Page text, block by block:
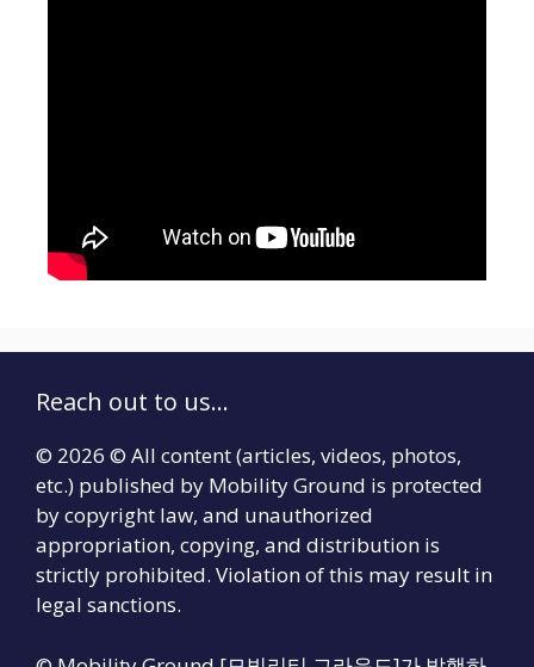
Reach out to us...
© 2026 © All content (articles, videos, photos,
etc.) published by Mobility Ground is protected
by copyright law, and unauthorized
appropriation, copying, and distribution is
strictly prohibited. Violation of this may result in
legal sanctions.